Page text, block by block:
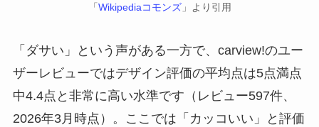
「Wikipediaコモンズ」より引用
「ダサい」という声がある一方で、carview!のユー
ザーレビューではデザイン評価の平均点は5点満点
中4.4点と非常に高い水準です（レビュー597件、
2026年3月時点）。ここでは「カッコいい」と評価